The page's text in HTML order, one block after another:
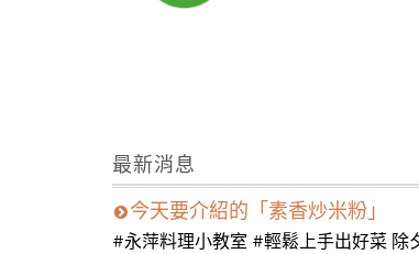
最新消息
今天要介紹的「素香炒米粉」
#永萍料理小教室 #輕鬆上手出好菜 除